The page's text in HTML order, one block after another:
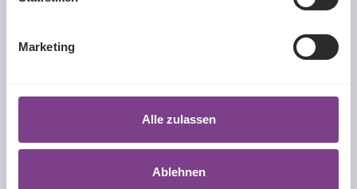
Marketing
Alle zulassen
Ablehnen